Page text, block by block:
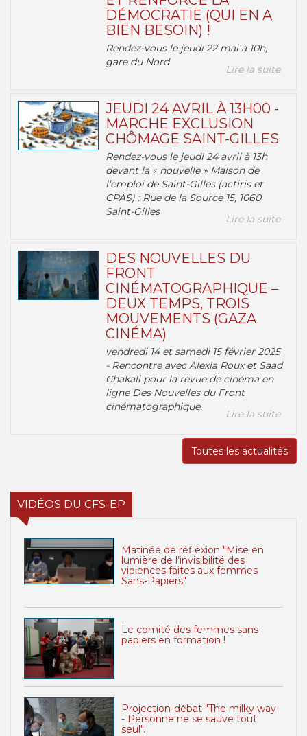
DÉMOCRATIE (QUI EN A
BIEN BESOIN) !
Rendez-vous le jeudi 22 mai à 10h,
gare du Nord
Lire la suite
JEUDI 24 AVRIL À 13H00 -
MARCHE EXCLUSION
CHÔMAGE SAINT-GILLES
Rendez-vous le jeudi 24 avril à 13h
devant la « nouvelle » Maison de
l’emploi de Saint-Gilles (actiris et
CPAS) : Rue de la Source 15, 1060
Saint-Gilles
Lire la suite
DES NOUVELLES DU
FRONT
CINÉMATOGRAPHIQUE –
DEUX TEMPS, TROIS
MOUVEMENTS (GAZA
CINÉMA)
vendredi 14 et samedi 15 février 2025
- Rencontre avec Alexia Roux et Saad
Chakali pour la revue de cinéma en
ligne Des Nouvelles du Front
cinématographique.
Lire la suite
Toutes les actualités
VIDÉOS DU CFS-EP
Matinée de réflexion "Mise en
lumière de l’invisibilité des
violences faites aux femmes
Sans-Papiers"
Le comité des femmes sans-
papiers en formation !
Projection-débat "The milky way
- Personne ne se sauve tout
seul".